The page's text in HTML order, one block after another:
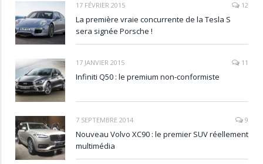
17 FÉVRIER 2015 12
La première vraie concurrente de la Tesla S
sera signée Porsche !
17 JANVIER 2015 11
Infiniti Q50 : le premium non-conformiste
7 SEPTEMBRE 2014 9
Nouveau Volvo XC90 : le premier SUV réellement
multimédia